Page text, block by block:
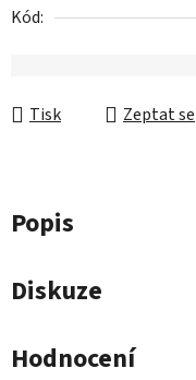
Kód:
Tisk Zeptat se
Popis
Diskuze
Hodnocení